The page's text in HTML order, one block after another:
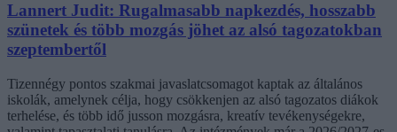
Lannert Judit: Rugalmasabb napkezdés, hosszabb
szünetek és több mozgás jöhet az alsó tagozatokban
szeptembertől
Tizennégy pontos szakmai javaslatcsomagot kaptak az általános
iskolák, amelynek célja, hogy csökkenjen az alsó tagozatos diákok
terhelése, és több idő jusson mozgásra, kreatív tevékenységekre,